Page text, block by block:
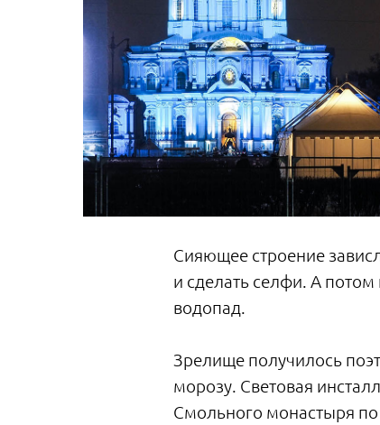
Сияющее строение
и сделать селфи. А
водопад.
Зрелище получилось
морозу. Световая
Смольного монастыря